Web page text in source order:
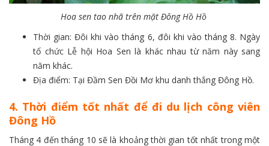
Hoa sen tao nhã trên mặt Đông Hồ Hồ
Thời gian: Đôi khi vào tháng 6, đôi khi vào tháng 8. Ngày
tổ chức Lễ hội Hoa Sen là khác nhau từ năm này sang
năm khác.
Địa điểm: Tại Đầm Sen Đồi Mơ khu danh thắng Đông Hồ.
4. Thời điểm tốt nhất để đi du lịch công viên
Đông Hồ
Tháng 4 đến tháng 10 sẽ là khoảng thời gian tốt nhất trong một